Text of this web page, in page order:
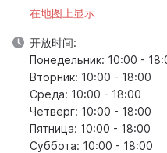
在地图上显示
开放时间:
Понедельник: 10:00 -
Вторник: 10:00 - 18:00
Среда: 10:00 - 18:00
Четверг: 10:00 - 18:00
Пятница: 10:00 - 18:00
Суббота: 10:00 - 18:00